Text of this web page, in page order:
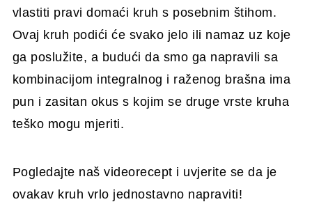
vlastiti pravi domaći kruh s posebnim štihom.
Ovaj kruh podići će svako jelo ili namaz uz koje
ga poslužite, a budući da smo ga napravili sa
kombinacijom integralnog i raženog brašna ima
pun i zasitan okus s kojim se druge vrste kruha
teško mogu mjeriti.
Pogledajte naš videorecept i uvjerite se da je
ovakav kruh vrlo jednostavno napraviti!